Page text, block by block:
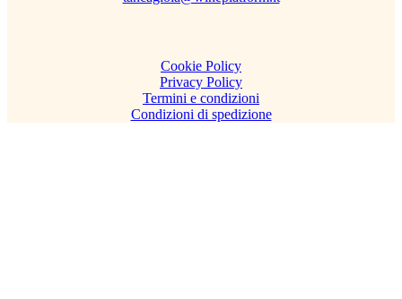
Cookie Policy
Privacy Policy
Termini e condizioni
Condizioni di spedizione